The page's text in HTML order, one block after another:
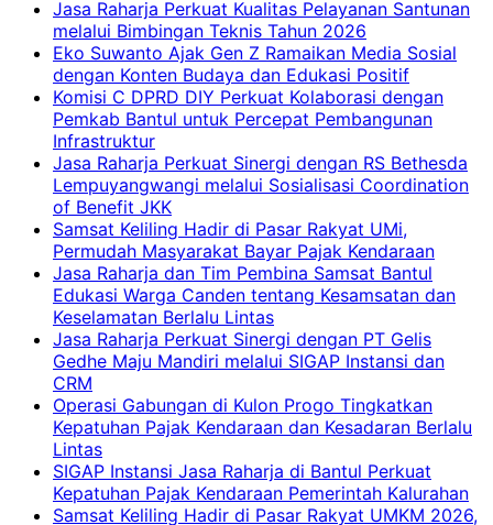
Jasa Raharja Perkuat Kualitas Pelayanan Santunan
melalui Bimbingan Teknis Tahun 2026
Eko Suwanto Ajak Gen Z Ramaikan Media Sosial
dengan Konten Budaya dan Edukasi Positif
Komisi C DPRD DIY Perkuat Kolaborasi dengan
Pemkab Bantul untuk Percepat Pembangunan
Infrastruktur
Jasa Raharja Perkuat Sinergi dengan RS Bethesda
Lempuyangwangi melalui Sosialisasi Coordination
of Benefit JKK
Samsat Keliling Hadir di Pasar Rakyat UMi,
Permudah Masyarakat Bayar Pajak Kendaraan
Jasa Raharja dan Tim Pembina Samsat Bantul
Edukasi Warga Canden tentang Kesamsatan dan
Keselamatan Berlalu Lintas
Jasa Raharja Perkuat Sinergi dengan PT Gelis
Gedhe Maju Mandiri melalui SIGAP Instansi dan
CRM
Operasi Gabungan di Kulon Progo Tingkatkan
Kepatuhan Pajak Kendaraan dan Kesadaran Berlalu
Lintas
SIGAP Instansi Jasa Raharja di Bantul Perkuat
Kepatuhan Pajak Kendaraan Pemerintah Kalurahan
Samsat Keliling Hadir di Pasar Rakyat UMKM 2026,